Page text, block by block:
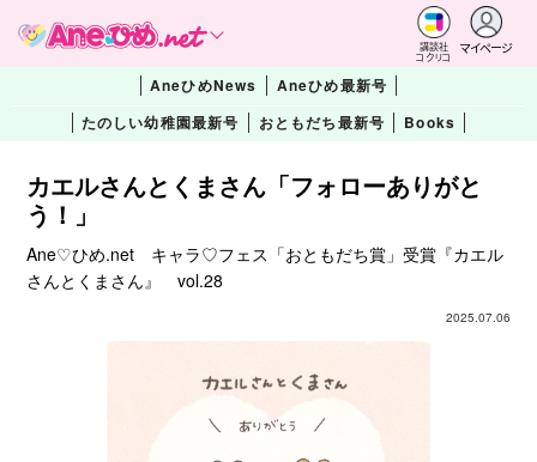
講談社
コクリコ
マイページ
AneひめNews
Aneひめ最新号
たのしい幼稚園最新号
おともだち最新号 Books
カエルさんとくまさん「フォローありがと
う！」
Ane♡ひめ.net キャラ♡フェス「おともだち賞」受賞『カエル
さんとくまさん』 vol.28
2025.07.06